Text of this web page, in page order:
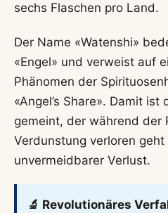
sechs Flaschen pro Land.
Der Name «Watenshi»
«Engel» und verweist auf
Phänomen der
«Angel’s Share». Damit
gemeint, der während der
Verdunstung verloren
unvermeidbarer Verlust.
🔬 Revolutionäres